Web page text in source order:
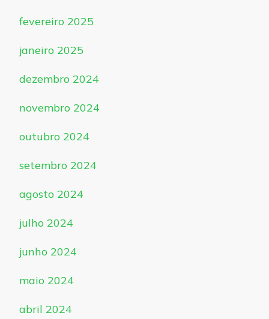
fevereiro 2025
janeiro 2025
dezembro 2024
novembro 2024
outubro 2024
setembro 2024
agosto 2024
julho 2024
junho 2024
maio 2024
abril 2024